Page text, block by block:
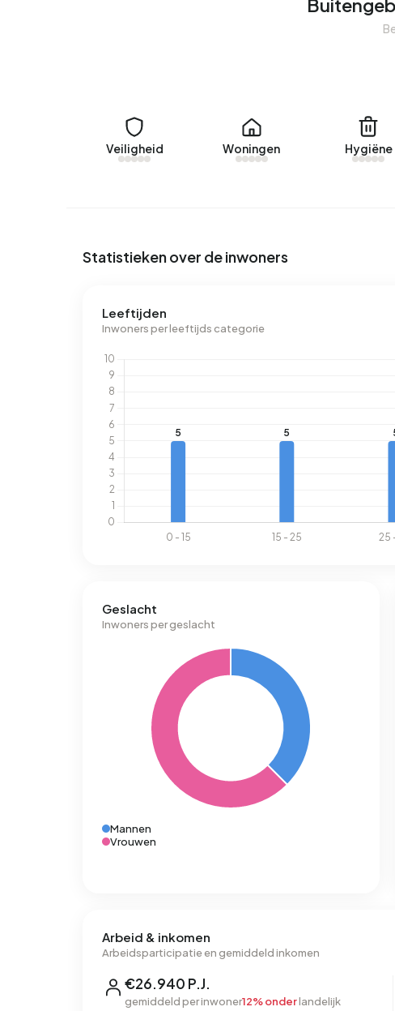
In Buitengebied Kallenkote zijn er 12 adressen met
voorkomende labels zijn D (42%), A (17%) en G
Het aardgasverbruik ligt met 2.310 m³ per jaar 80%
Veiligheid Woningen Hygiëne
Statistieken over de inwoners
Leeftijden
Inwoners per leeftijds categorie
Geslacht
Inwoners per geslacht
Mannen
Vrouwen
Arbeid & inkomen
Arbeidsparticipatie en gemiddeld inkomen
€26.940 P.J.
gemiddeld per inwoner12% onderlandelijk